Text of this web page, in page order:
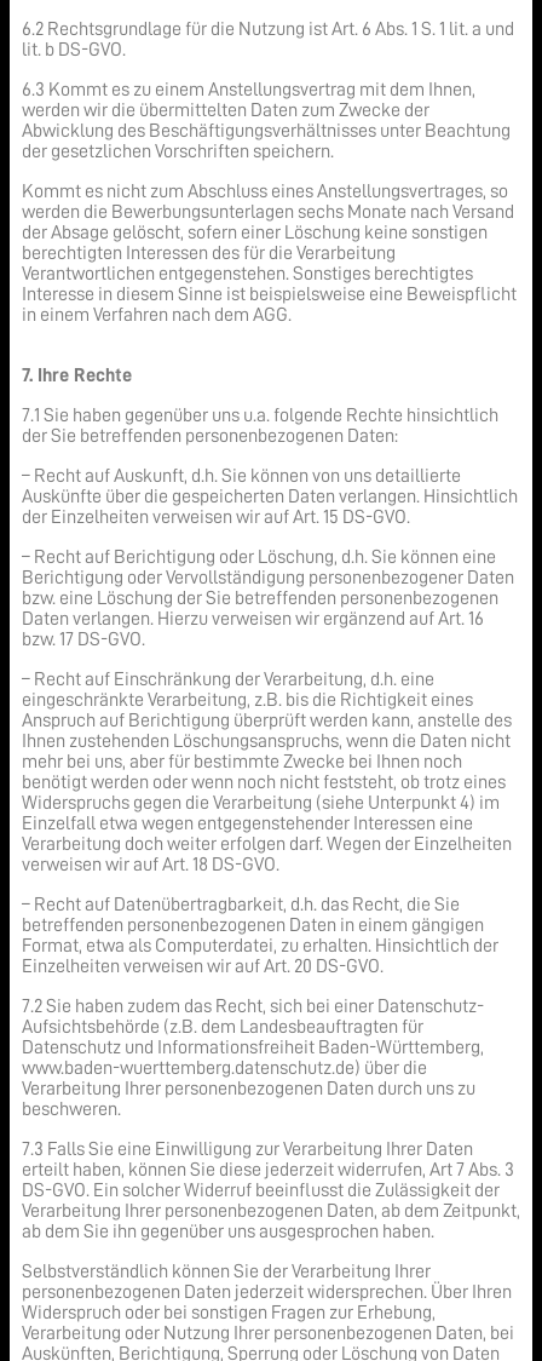
6.2 Rechtsgrundlage für die Nutzung ist Art. 6 Abs. 1 S. 1 lit. a und
lit. b DS-GVO.
6.3 Kommt es zu einem Anstellungsvertrag mit dem Ihnen,
werden wir die übermittelten Daten zum Zwecke der
Abwicklung des Beschäftigungsverhältnisses unter Beachtung
der gesetzlichen Vorschriften speichern.
Kommt es nicht zum Abschluss eines Anstellungsvertrages, so
werden die Bewerbungsunterlagen sechs Monate nach Versand
der Absage gelöscht, sofern einer Löschung keine sonstigen
berechtigten Interessen des für die Verarbeitung
Verantwortlichen entgegenstehen. Sonstiges berechtigtes
Interesse in diesem Sinne ist beispielsweise eine Beweispflicht
in einem Verfahren nach dem AGG.
7. Ihre Rechte
7.1 Sie haben gegenüber uns u.a. folgende Rechte hinsichtlich
der Sie betreffenden personenbezogenen Daten:
– Recht auf Auskunft, d.h. Sie können von uns detaillierte
Auskünfte über die gespeicherten Daten verlangen. Hinsichtlich
der Einzelheiten verweisen wir auf Art. 15 DS-GVO.
– Recht auf Berichtigung oder Löschung, d.h. Sie können eine
Berichtigung oder Vervollständigung personenbezogener Daten
bzw. eine Löschung der Sie betreffenden personenbezogenen
Daten verlangen. Hierzu verweisen wir ergänzend auf Art. 16
bzw. 17 DS-GVO.
– Recht auf Einschränkung der Verarbeitung, d.h. eine
eingeschränkte Verarbeitung, z.B. bis die Richtigkeit eines
Anspruch auf Berichtigung überprüft werden kann, anstelle des
Ihnen zustehenden Löschungsanspruchs, wenn die Daten nicht
mehr bei uns, aber für bestimmte Zwecke bei Ihnen noch
benötigt werden oder wenn noch nicht feststeht, ob trotz eines
Widerspruchs gegen die Verarbeitung (siehe Unterpunkt 4) im
Einzelfall etwa wegen entgegenstehender Interessen eine
Verarbeitung doch weiter erfolgen darf. Wegen der Einzelheiten
verweisen wir auf Art. 18 DS-GVO.
– Recht auf Datenübertragbarkeit, d.h. das Recht, die Sie
betreffenden personenbezogenen Daten in einem gängigen
Format, etwa als Computerdatei, zu erhalten. Hinsichtlich der
Einzelheiten verweisen wir auf Art. 20 DS-GVO.
7.2 Sie haben zudem das Recht, sich bei einer Datenschutz-
Aufsichtsbehörde (z.B. dem Landesbeauftragten für
Datenschutz und Informationsfreiheit Baden-Württemberg,
www.baden-wuerttemberg.datenschutz.de) über die
Verarbeitung Ihrer personenbezogenen Daten durch uns zu
beschweren.
7.3 Falls Sie eine Einwilligung zur Verarbeitung Ihrer Daten
erteilt haben, können Sie diese jederzeit widerrufen, Art 7 Abs. 3
DS-GVO. Ein solcher Widerruf beeinflusst die Zulässigkeit der
Verarbeitung Ihrer personenbezogenen Daten, ab dem Zeitpunkt,
ab dem Sie ihn gegenüber uns ausgesprochen haben.
Selbstverständlich können Sie der Verarbeitung Ihrer
personenbezogenen Daten jederzeit widersprechen. Über Ihren
Widerspruch oder bei sonstigen Fragen zur Erhebung,
Verarbeitung oder Nutzung Ihrer personenbezogenen Daten, bei
Auskünften, Berichtigung, Sperrung oder Löschung von Daten